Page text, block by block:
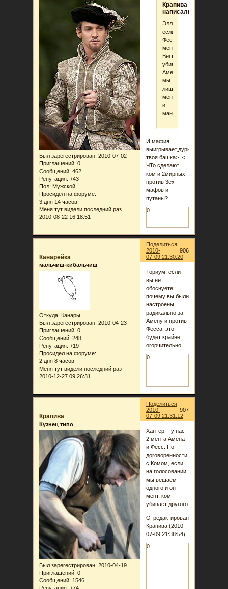
Был зарегестрирован: 2010-07-02
Приглашений: 0
Сообщений: 462
Репутация: +43
Пол: Мужской
Просидел на форуме:
3 дня 14 часов
Меня тут видели последний раз
2010-08-22 16:18:51
Крапива
написал(а):
Эллина,
если
Фесс
мент,
Вегтам
убивает
Амену.
мы
лишаемся
мена
и
маньяка
И мафия
выигрывает,дурья
твоя башка>_<
ЧТо сделают
ком и 2мирных
против 3ёх
мафов и
путаны?
0
Поделиться
906
2010-
07-09 21:30:20
Канарейка
мальчиш-кибальчиш
Откуда: Канары
Был зарегестрирован: 2010-04-23
Приглашений: 0
Сообщений: 248
Репутация: +19
Просидел на форуме:
2 дня 8 часов
Меня тут видели последний раз
2010-12-27 09:26:31
Ториум, если
вы не
обоснуете,
почему вы были
настроены
радикально за
Амену и против
Фесса, это
будет крайне
огорчительно.
0
Поделиться
907
2010-
07-09 21:31:12
Крапива
Кузнец типо
Был зарегестрирован: 2010-04-19
Приглашений: 0
Сообщений: 1546
Хантер - у нас
2 мента Амена
и Фесс. По
договоренности
с Комом, если
на голосовании
мы вешаем
одного и он
мент, ком
убивает другого
Отредактировано
Крапива (2010-
07-09 21:38:54)
0